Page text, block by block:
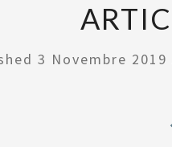
3 Novembre 2019